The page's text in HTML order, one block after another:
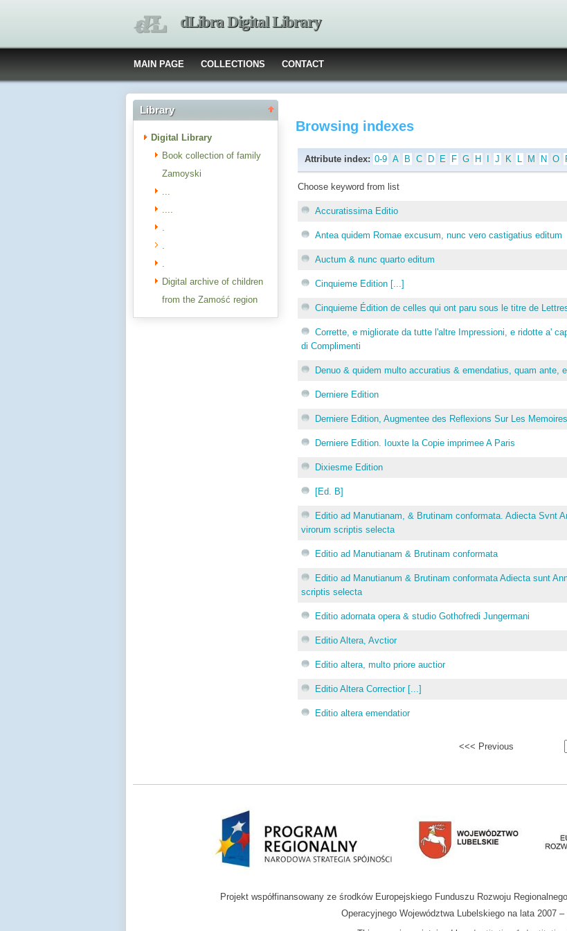
dLibra Digital Library
MAIN PAGE COLLECTIONS CONTACT
Library
Digital Library
Book collection of family
Zamoyski
...
....
.
.
.
Digital archive of children
from the Zamość region
Browsing indexes
Attribute index: 0-9 A B C D E F G H J K L M N O
Choose keyword from list
Accuratissima Editio
Antea quidem Romae excusum, nunc vero castigatius editum
Auctum & nunc quarto editum
Cinquieme Edition [...]
Cinquieme Édition de celles qui ont paru sous le titre de
Corrette, e migliorate da tutte l'altre Impressioni, e ridotte a'
di Complimenti
Denuo & quidem multo accuratius & emendatius, quam ante,
Derniere Edition
Derniere Edition, Augmentee des Reflexions Sur Les
Derniere Edition. Iouxte la Copie imprimee A Paris
Dixiesme Edition
[Ed. B]
Editio ad Manutianam, & Brutinam conformata. Adiecta Svnt
virorum scriptis selecta
Editio ad Manutianam & Brutinam conformata
Editio ad Manutianum & Brutinam conformata Adiecta sunt
scriptis selecta
Editio adornata opera & studio Gothofredi Jungermani
Editio Altera, Avctior
Editio altera, multo priore auctior
Editio Altera Correctior [...]
Editio altera emendatior
<<< Previous
Projekt współfinansowany ze środków Europejskiego Funduszu Rozwoju
Operacyjnego Województwa Lubelskiego na lata 2007 –